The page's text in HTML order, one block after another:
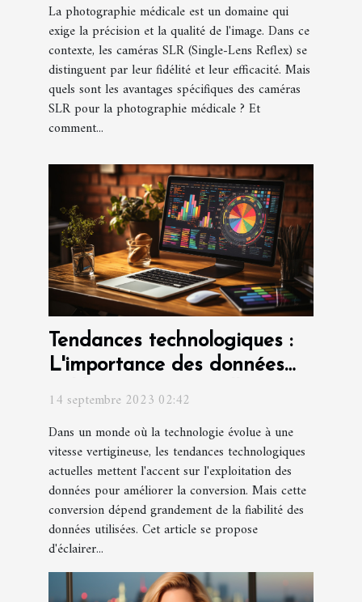
La photographie médicale est un domaine qui
exige la précision et la qualité de l'image. Dans ce
contexte, les caméras SLR (Single-Lens Reflex) se
distinguent par leur fidélité et leur efficacité. Mais
quels sont les avantages spécifiques des caméras
SLR pour la photographie médicale ? Et
comment...
Tendances technologiques :
L'importance des données
conversion
14 septembre 2023 02:42
Dans un monde où la technologie évolue à une
vitesse vertigineuse, les tendances technologiques
actuelles mettent l'accent sur l'exploitation des
données pour améliorer la conversion. Mais cette
conversion dépend grandement de la fiabilité des
données utilisées. Cet article se propose
d'éclairer...